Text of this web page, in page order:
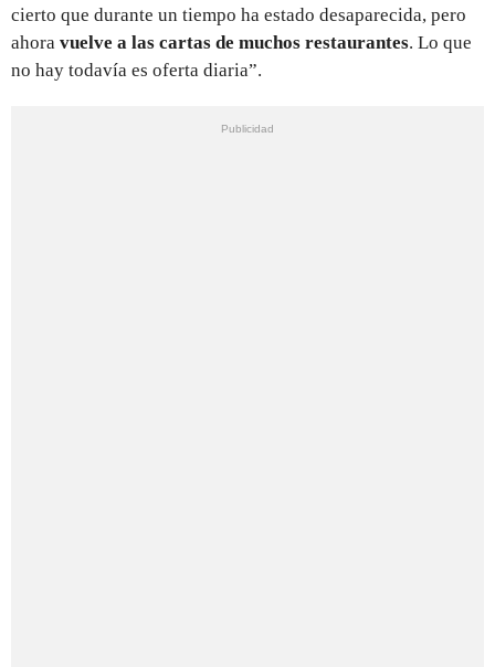
cierto que durante un tiempo ha estado desaparecida, pero
ahora vuelve a las cartas de muchos restaurantes. Lo que
no hay todavía es oferta diaria”.